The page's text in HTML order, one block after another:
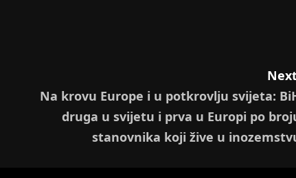
Na krovu Europe i u potkrovlju svijeta:
druga u svijetu i prva u Europi po
stanovnika koji žive u